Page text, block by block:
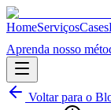
HomeServiçosCases
Aprenda nosso
Voltar para o